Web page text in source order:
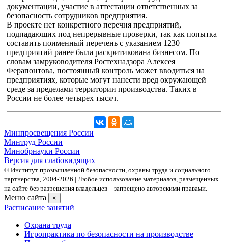
документации, участие в аттестации ответственных за
безопасность сотрудников предприятия.
В проекте нет конкретного перечня предприятий,
подпадающих под непрерывные проверки, так как попытка
составить поименный перечень с указанием 1230
предприятий ранее была раскритикована бизнесом. По
словам замруководителя Ростехнадзора Алексея
Ферапонтова, постоянный контроль может вводиться на
предприятиях, которые могут нанести вред окружающей
среде за пределами территории производства. Таких в
России не более четырех тысяч.
Минпросвещения России
Минтруд России
Минобрнауки России
Версия для слабовидящих
© Институт промышленной безопасности, охраны труда и социального
партнерства, 2004- 2026 | Любое использование материалов, размещенных
на сайте без разрешения владельцев – запрещено авторскими правами.
Меню сайта ×
Расписание занятий
Охрана труда
Игропрактика по безопасности на производстве